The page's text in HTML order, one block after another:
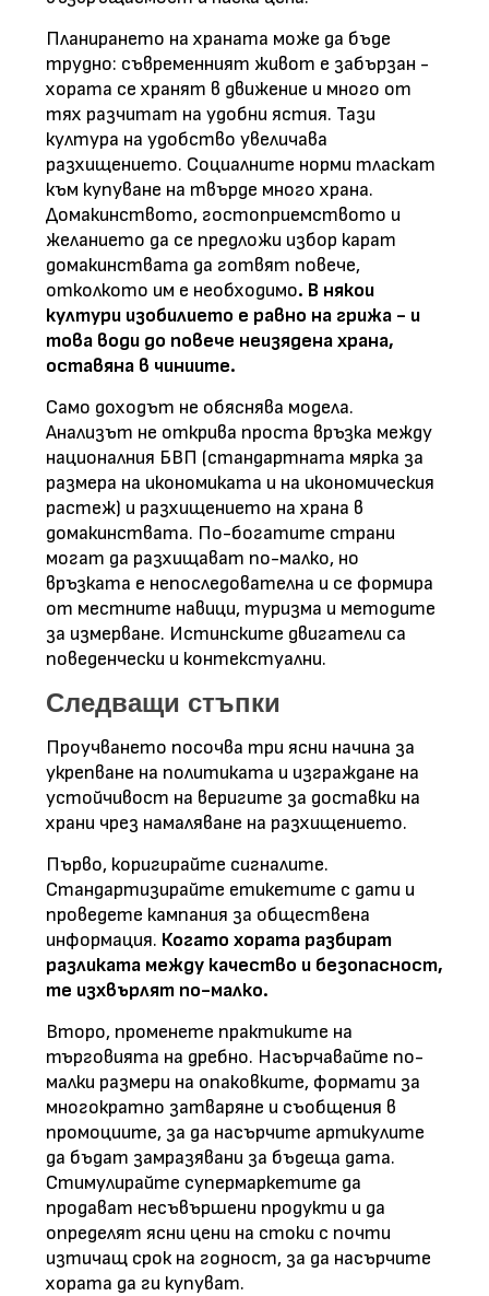
Планирането на храната може да бъде
трудно: съвременният живот е забързан -
хората се хранят в движение и много от
тях разчитат на удобни ястия. Тази
култура на удобство увеличава
разхищението. Социалните норми тласкат
към купуване на твърде много храна.
Домакинството, гостоприемството и
желанието да се предложи избор карат
домакинствата да готвят повече,
отколкото им е необходимо. В някои
култури изобилието е равно на грижа - и
това води до повече неизядена храна,
оставяна в чиниите.
Само доходът не обяснява модела.
Анализът не открива проста връзка между
националния БВП (стандартната мярка за
размера на икономиката и на икономическия
растеж) и разхищението на храна в
домакинствата. По-богатите страни
могат да разхищават по-малко, но
връзката е непоследователна и се формира
от местните навици, туризма и методите
за измерване. Истинските двигатели са
поведенчески и контекстуални.
Следващи стъпки
Проучването посочва три ясни начина за
укрепване на политиката и изграждане на
устойчивост на веригите за доставки на
храни чрез намаляване на разхищението.
Първо, коригирайте сигналите.
Стандартизирайте етикетите с дати и
проведете кампания за обществена
информация. Когато хората разбират
разликата между качество и безопасност,
те изхвърлят по-малко.
Второ, променете практиките на
търговията на дребно. Насърчавайте по-
малки размери на опаковките, формати за
многократно затваряне и съобщения в
промоциите, за да насърчите артикулите
да бъдат замразявани за бъдеща дата.
Стимулирайте супермаркетите да
продават несъвършени продукти и да
определят ясни цени на стоки с почти
изтичащ срок на годност, за да насърчите
хората да ги купуват.